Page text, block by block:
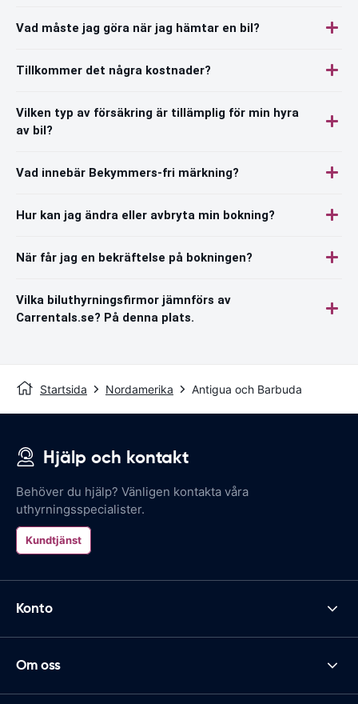
Vad måste jag göra när jag hämtar en bil?
Tillkommer det några kostnader?
Vilken typ av försäkring är tillämplig för min hyra
av bil?
Vad innebär Bekymmers-fri märkning?
Hur kan jag ändra eller avbryta min bokning?
När får jag en bekräftelse på bokningen?
Vilka biluthyrningsfirmor jämnförs av
Carrentals.se? På denna plats.
Startsida Nordamerika Antigua och Barbuda
Hjälp och kontakt
Behöver du hjälp? Vänligen kontakta våra
uthyrningsspecialister.
Kundtjänst
Konto
Om oss